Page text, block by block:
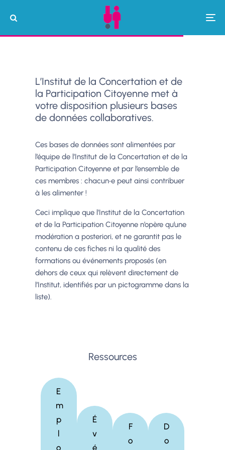
L’Institut de la Concertation et de
la Participation Citoyenne met à
votre disposition plusieurs bases
de données collaboratives.
Ces bases de données sont alimentées par
l’équipe de l’Institut de la Concertation et de la
Participation Citoyenne et par l’ensemble de
ces membres : chacun‧e peut ainsi contribuer
à les alimenter !
Ceci implique que l’Institut de la Concertation
et de la Participation Citoyenne n’opère qu’une
modération a posteriori, et ne garantit pas le
contenu de ces fiches ni la qualité des
formations ou événements proposés (en
dehors de ceux qui relèvent directement de
l’Institut, identifiés par un pictogramme dans la
liste).
Ressources
E
m
p
l
o
É
v
é
F
o
D
o